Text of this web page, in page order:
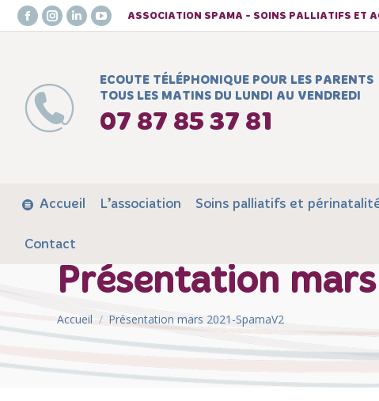
Facebook
in
new
window
Instagram
in
new
window
LinkedIn
window
YouTube
in
window
ASSOCIATION SPAMA - SOINS PALLIATIFS ET
ECOUTE TÉLÉPHONIQUE POUR LES PARENTS
TOUS LES MATINS DU LUNDI AU VENDREDI
07 87 85 37 81
Accueil L’association Soins palliatifs et
Contact
Présentation
Vous êtes ici :
Accueil Présentation mars 2021-SpamaV2